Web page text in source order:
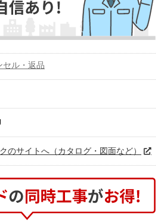
セル・返品
のサイトへ（カタログ・図面など）